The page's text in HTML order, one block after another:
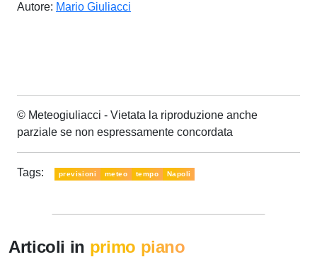
Autore: Mario Giuliacci
© Meteogiuliacci - Vietata la riproduzione anche
parziale se non espressamente concordata
Tags: previsioni meteo tempo Napoli
Articoli in primo piano